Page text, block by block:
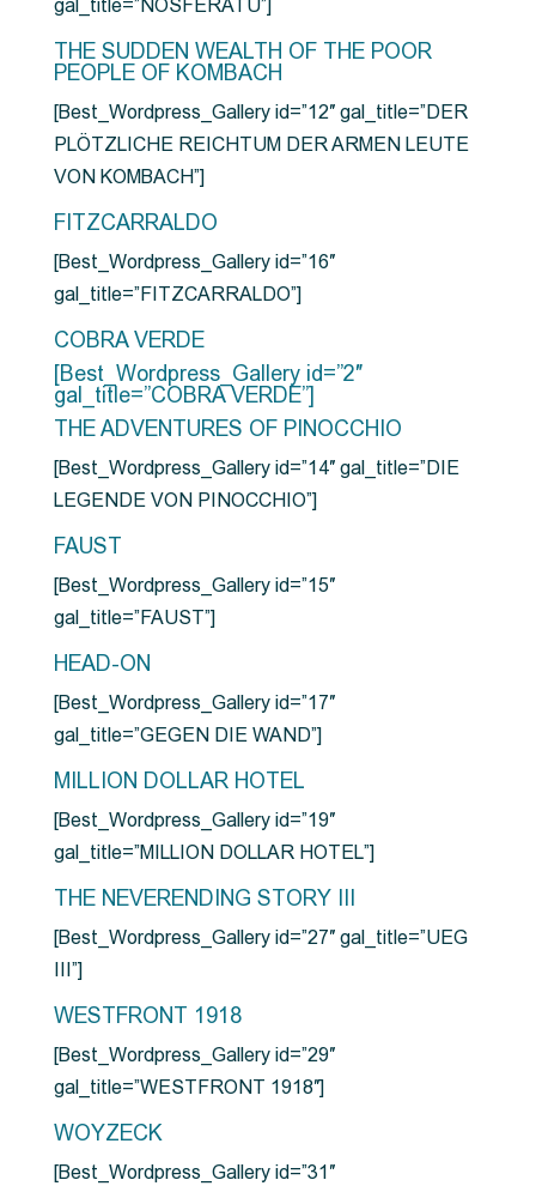
gal_title=”NOSFERATU”]
THE SUDDEN WEALTH OF THE POOR
PEOPLE OF KOMBACH
[Best_Wordpress_Gallery id=”12″ gal_title=”DER
PLÖTZLICHE REICHTUM DER ARMEN LEUTE
VON KOMBACH”]
FITZCARRALDO
[Best_Wordpress_Gallery id=”16″
gal_title=”FITZCARRALDO”]
COBRA VERDE
[Best_Wordpress_Gallery id=”2″
gal_title=”COBRA VERDE”]
THE ADVENTURES OF PINOCCHIO
[Best_Wordpress_Gallery id=”14″ gal_title=”DIE
LEGENDE VON PINOCCHIO”]
FAUST
[Best_Wordpress_Gallery id=”15″
gal_title=”FAUST”]
HEAD-ON
[Best_Wordpress_Gallery id=”17″
gal_title=”GEGEN DIE WAND”]
MILLION DOLLAR HOTEL
[Best_Wordpress_Gallery id=”19″
gal_title=”MILLION DOLLAR HOTEL”]
THE NEVERENDING STORY III
[Best_Wordpress_Gallery id=”27″ gal_title=”UEG
III”]
WESTFRONT 1918
[Best_Wordpress_Gallery id=”29″
gal_title=”WESTFRONT 1918″]
WOYZECK
[Best_Wordpress_Gallery id=”31″